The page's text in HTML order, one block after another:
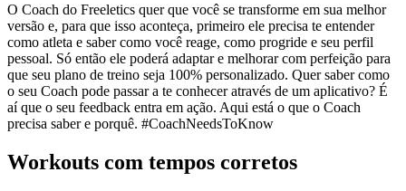
O Coach do Freeletics quer que você se transforme em sua melhor
versão e, para que isso aconteça, primeiro ele precisa te entender
como atleta e saber como você reage, como progride e seu perfil
pessoal. Só então ele poderá adaptar e melhorar com perfeição para
que seu plano de treino seja 100% personalizado. Quer saber como
o seu Coach pode passar a te conhecer através de um aplicativo? É
aí que o seu feedback entra em ação. Aqui está o que o Coach
precisa saber e porquê. #CoachNeedsToKnow
Workouts com tempos corretos